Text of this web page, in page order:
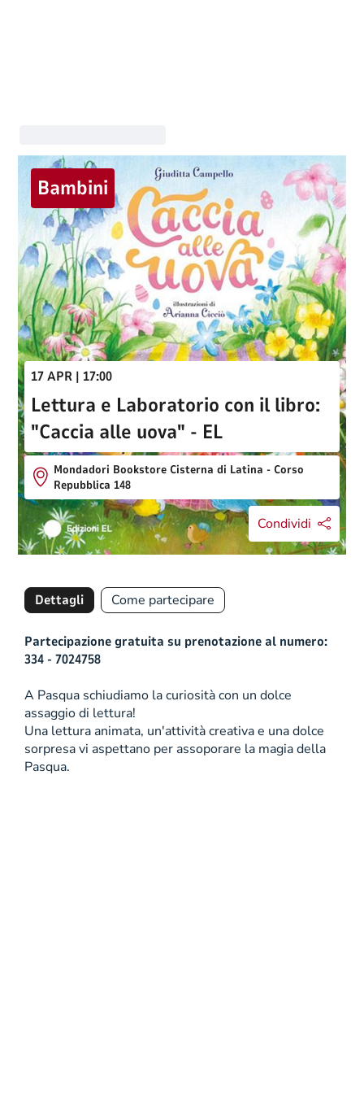
Bambini
17 APR | 17:00
Lettura e Laboratorio con il libro:
"Caccia alle uova" - EL
Mondadori Bookstore Cisterna di Latina - Corso
Repubblica 148
Condividi
Dettagli Come partecipare
Partecipazione gratuita su prenotazione al numero:
334 - 7024758
A Pasqua schiudiamo la curiosità con un dolce
assaggio di lettura!
Una lettura animata, un'attività creativa e una dolce
sorpresa vi aspettano per assoporare la magia della
Pasqua.